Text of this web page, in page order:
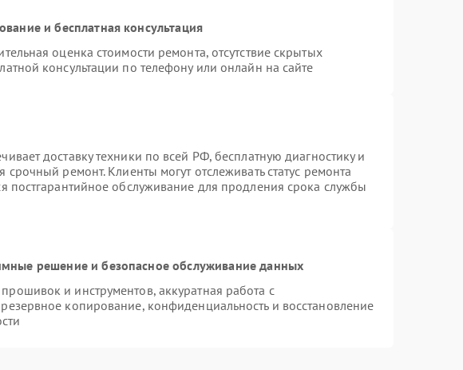
и бесплатная консультация
оценка стоимости ремонта, отсутствие скрытых
консультации по телефону или онлайн на сайте
доставку техники по всей РФ, бесплатную диагностику и
ремонт. Клиенты могут отслеживать статус ремонта
постгарантийное обслуживание для продления срока службы
решение и безопасное обслуживание данных
и инструментов, аккуратная работа с
копирование, конфиденциальность и восстановление